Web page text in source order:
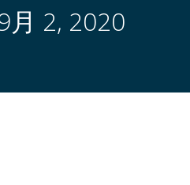
へ
ス
月 2, 2020